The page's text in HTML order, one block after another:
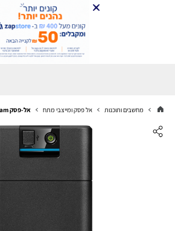
מחשבים ותוכנות אל פסק ומייצבי מתח אל-פסק Eaton 5E Gen2 1200i UPS USB + Program